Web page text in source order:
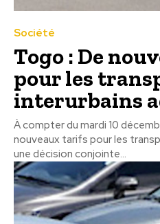
Société
Togo : De
pour les
interurbains
À compter du mardi 10
nouveaux tarifs pour les
une décision conjointe...